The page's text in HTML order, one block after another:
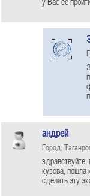
андрей
Город:
здравствуйте.
кузова, пошла
сделать эту